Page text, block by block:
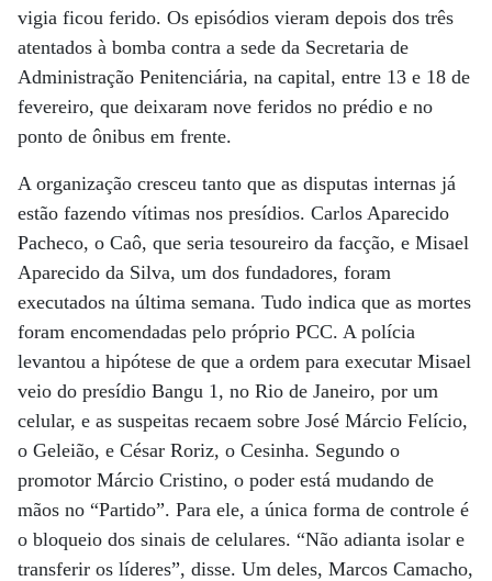
vigia ficou ferido. Os episódios vieram depois dos três
atentados à bomba contra a sede da Secretaria de
Administração Penitenciária, na capital, entre 13 e 18 de
fevereiro, que deixaram nove feridos no prédio e no
ponto de ônibus em frente.
A organização cresceu tanto que as disputas internas já
estão fazendo vítimas nos presídios. Carlos Aparecido
Pacheco, o Caô, que seria tesoureiro da facção, e Misael
Aparecido da Silva, um dos fundadores, foram
executados na última semana. Tudo indica que as mortes
foram encomendadas pelo próprio PCC. A polícia
levantou a hipótese de que a ordem para executar Misael
veio do presídio Bangu 1, no Rio de Janeiro, por um
celular, e as suspeitas recaem sobre José Márcio Felício,
o Geleião, e César Roriz, o Cesinha. Segundo o
promotor Márcio Cristino, o poder está mudando de
mãos no “Partido”. Para ele, a única forma de controle é
o bloqueio dos sinais de celulares. “Não adianta isolar e
transferir os líderes”, disse. Um deles, Marcos Camacho,